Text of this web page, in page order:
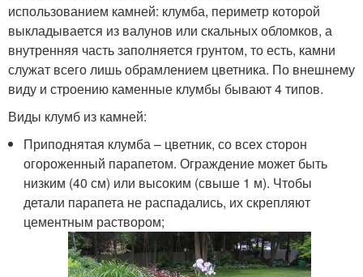
использованием камней: клумба, периметр которой
выкладывается из валунов или скальных обломков, а
внутренняя часть заполняется грунтом, то есть, камни
служат всего лишь обрамлением цветника. По внешнему
виду и строению каменные клумбы бывают 4 типов.
Виды клумб из камней:
Приподнятая клумба – цветник, со всех сторон
огороженный парапетом. Ограждение может быть
низким (40 см) или высоким (свыше 1 м). Чтобы
детали парапета не распадались, их скрепляют
цементным раствором;